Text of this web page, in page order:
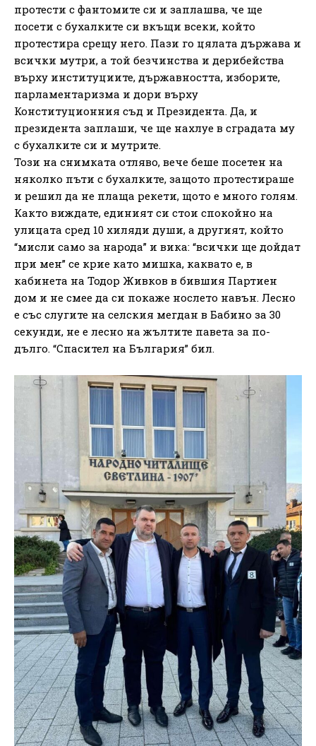
протести с фантомите си и заплашва, че ще
посети с бухалките си вкъщи всеки, който
протестира срещу него. Пази го цялата държава и
всички мутри, а той безчинства и дерибейства
върху институциите, държавността, изборите,
парламентаризма и дори върху
Конституционния съд и Президента. Да, и
президента заплаши, че ще нахлуе в сградата му
с бухалките си и мутрите.
Този на снимката отляво, вече беше посетен на
няколко пъти с бухалките, защото протестираше
и решил да не плаща рекети, щото е много голям.
Както виждате, единият си стои спокойно на
улицата сред 10 хиляди души, а другият, който
“мисли само за народа” и вика: “всички ще дойдат
при мен” се крие като мишка, каквато е, в
кабинета на Тодор Живков в бившия Партиен
дом и не смее да си покаже нослето навън. Лесно
е със слугите на селския мегдан в Бабино за 30
секунди, не е лесно на жълтите павета за по-
дълго. “Спасител на България” бил.